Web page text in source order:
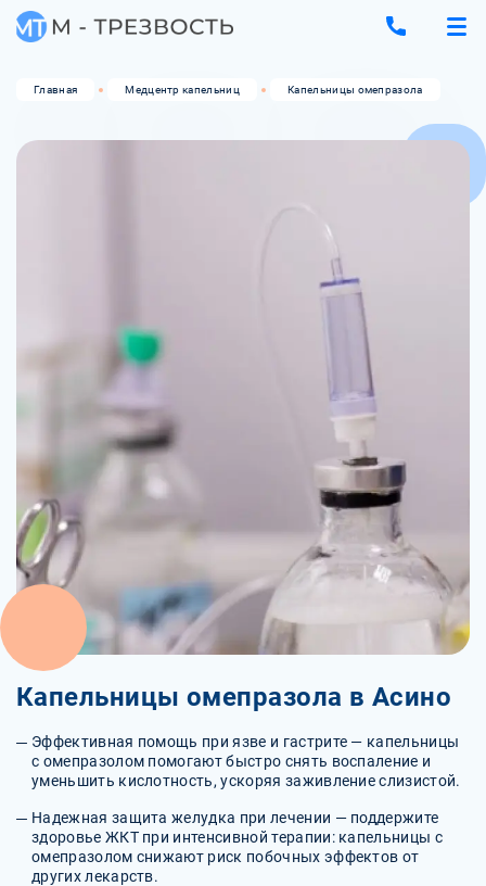
Главная Медцентр капельниц Капельницы омепразола
Капельницы омепразола в Асино
Эффективная помощь при язве и гастрите — капельницы
с омепразолом помогают быстро снять воспаление и
уменьшить кислотность, ускоряя заживление слизистой.
Надежная защита желудка при лечении — поддержите
здоровье ЖКТ при интенсивной терапии: капельницы с
омепразолом снижают риск побочных эффектов от
других лекарств.